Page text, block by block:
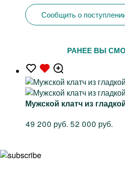
Сообщить о
РАНЕЕ ВЫ
Мужской клатч из
49 200 руб. 52 000 руб.